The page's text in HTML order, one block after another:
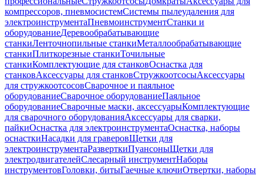
компрессоров, пневмосистемСистемы пылеудаления для
электроинструментаПневмоинструментСтанки и
оборудованиеДеревообрабатывающие
станкиЛенточнопильные станкиМеталлообрабатывающие
станкиПлиткорезные станкиТочильные
станкиКомплектующие для станковОснастка для
станковАксессуары для станковСтружкоотсосыАксессуары
для стружкоотсосовСварочное и паяльное
оборудованиеСварочное оборудованиеПаяльное
оборудованиеСварочные маски, аксессуарыКомплектующие
для сварочного оборудованияАксессуары для сварки,
пайкиОснастка для электроинструментаОснастка, наборы
оснасткиНасадки для граверовЩетки для
электроинструментаРазверткиПуансоныЩетки для
электродвигателейСлесарный инструментНаборы
инструментовГоловки, битыГаечные ключиОтвертки, наборы